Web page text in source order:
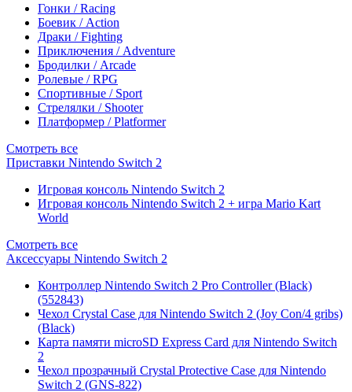
Гонки / Racing
Боевик / Action
Драки / Fighting
Приключения / Adventure
Бродилки / Arcade
Ролевые / RPG
Спортивные / Sport
Стрелялки / Shooter
Платформер / Platformer
Смотреть все
Приставки Nintendo Switch 2
Игровая консоль Nintendo Switch 2
Игровая консоль Nintendo Switch 2 + игра Mario Kart
World
Смотреть все
Аксессуары Nintendo Switch 2
Контроллер Nintendo Switch 2 Pro Controller (Black)
(552843)
Чехол Сrystal Сase для Nintendo Switch 2 (Joy Con/4 gribs)
(Black)
Карта памяти microSD Express Card для Nintendo Switch
2
Чехол прозрачный Crystal Protective Case для Nintendo
Switch 2 (GNS-822)